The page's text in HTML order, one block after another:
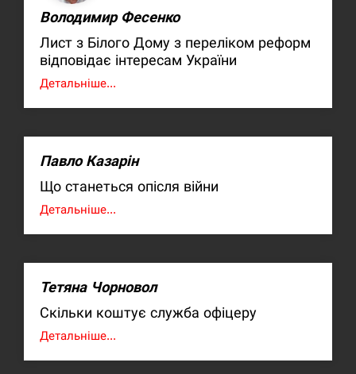
Володимир Фесенко
Лист з Білого Дому з переліком реформ
відповідає інтересам України
Детальніше...
Павло Казарін
Що станеться опісля війни
Детальніше...
Тетяна Чорновол
Скільки коштує служба офіцеру
Детальніше...